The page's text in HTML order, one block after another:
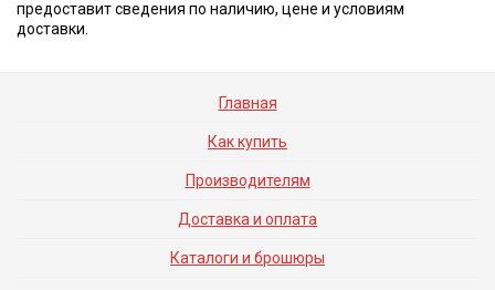
предоставит сведения по наличию, цене и условиям
доставки.
Главная
Как купить
Производителям
Доставка и оплата
Каталоги и брошюры